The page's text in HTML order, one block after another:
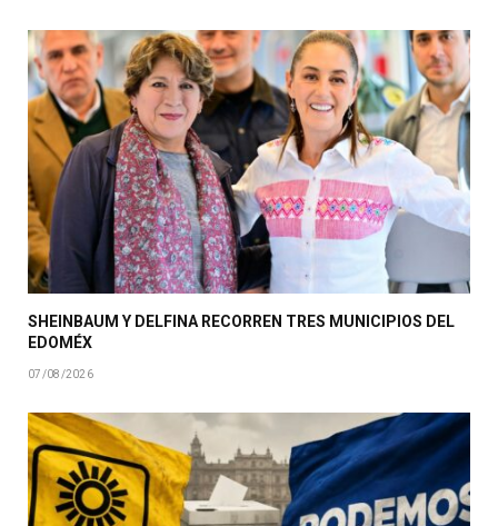
SHEINBAUM Y DELFINA RECORREN TRES MUNICIPIOS DEL
EDOMÉX
07/08/2026